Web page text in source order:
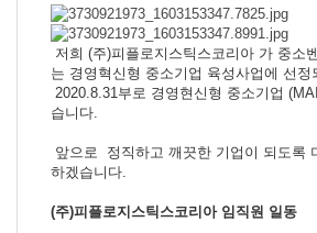
저희 (주)피플로지스틱스코리아 가 중소
는 경영혁신형 중소기업 육성사업에 선정
2020.8.31부로 경영현신형 중소기업
습니다.
앞으로 정직하고 깨끗한 기업이 되도록
하겠습니다.
(주)피플로지스틱스코리아 임직원 일동